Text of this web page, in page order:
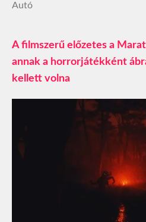
Autó
A filmszerű előzetes a
annak a horrorjátékként
kellett volna